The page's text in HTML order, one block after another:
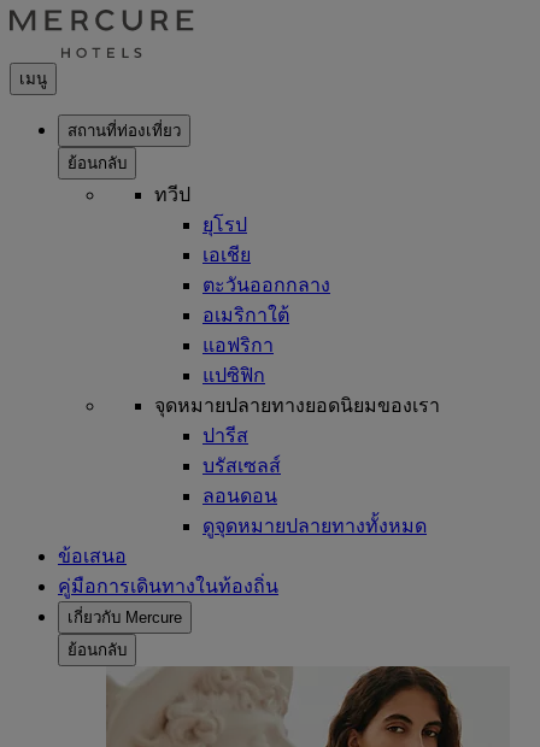
เมนู
สถานที่ท่องเที่ยว
ย้อนกลับ
ทวีป
ยุโรป
เอเชีย
ตะวันออกกลาง
อเมริกาใต้
แอฟริกา
แปซิฟิก
จุดหมายปลายทางยอดนิยมของเรา
ปารีส
บรัสเซลส์
ลอนดอน
ดูจุดหมายปลายทางทั้งหมด
ข้อเสนอ
คู่มือการเดินทางในท้องถิ่น
เกี่ยวกับ Mercure
ย้อนกลับ